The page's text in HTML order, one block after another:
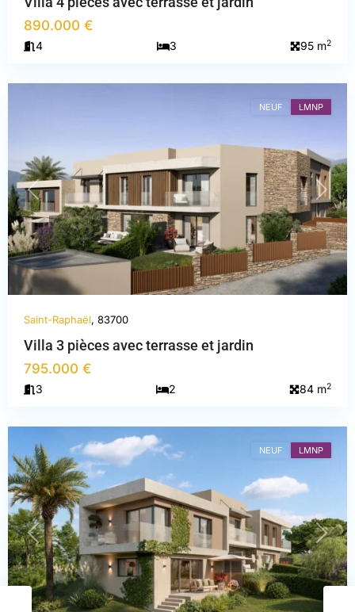
890.000 €
4 3 95 m2
Var,
Saint-
PREVIOUS NEXT
NEUF LMNP
Saint-Raphaël, 83700
Villa 3 pièces avec terrasse et jardin
795.000 €
3 2 84 m2
Var,
Saint-
PREVIOUS NEXT
NEUF LMNP